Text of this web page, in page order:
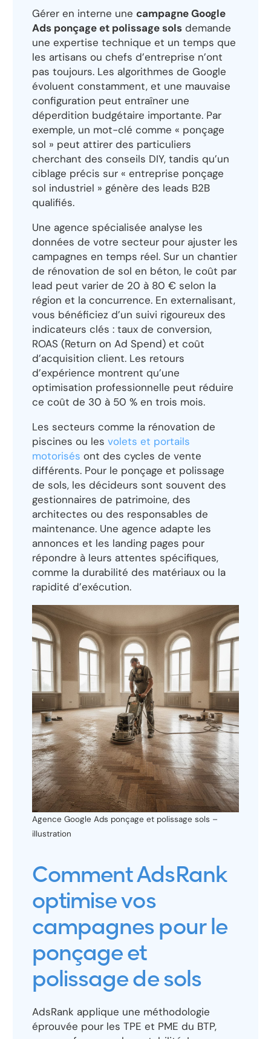
Gérer en interne une campagne Google
Ads ponçage et polissage sols demande
une expertise technique et un temps que
les artisans ou chefs d’entreprise n’ont
pas toujours. Les algorithmes de Google
évoluent constamment, et une mauvaise
configuration peut entraîner une
déperdition budgétaire importante. Par
exemple, un mot-clé comme « ponçage
sol » peut attirer des particuliers
cherchant des conseils DIY, tandis qu’un
ciblage précis sur « entreprise ponçage
sol industriel » génère des leads B2B
qualifiés.
Une agence spécialisée analyse les
données de votre secteur pour ajuster les
campagnes en temps réel. Sur un chantier
de rénovation de sol en béton, le coût par
lead peut varier de 20 à 80 € selon la
région et la concurrence. En externalisant,
vous bénéficiez d’un suivi rigoureux des
indicateurs clés : taux de conversion,
ROAS (Return on Ad Spend) et coût
d’acquisition client. Les retours
d’expérience montrent qu’une
optimisation professionnelle peut réduire
ce coût de 30 à 50 % en trois mois.
Les secteurs comme la rénovation de
piscines ou lesvolets et portails
motorisés ont des cycles de vente
différents. Pour le ponçage et polissage
de sols, les décideurs sont souvent des
gestionnaires de patrimoine, des
architectes ou des responsables de
maintenance. Une agence adapte les
annonces et les landing pages pour
répondre à leurs attentes spécifiques,
comme la durabilité des matériaux ou la
rapidité d’exécution.
Agence Google Ads ponçage et polissage sols –
illustration
Comment AdsRank
optimise vos
campagnes pour le
ponçage et
polissage de sols
AdsRank applique une méthodologie
éprouvée pour les TPE et PME du BTP,